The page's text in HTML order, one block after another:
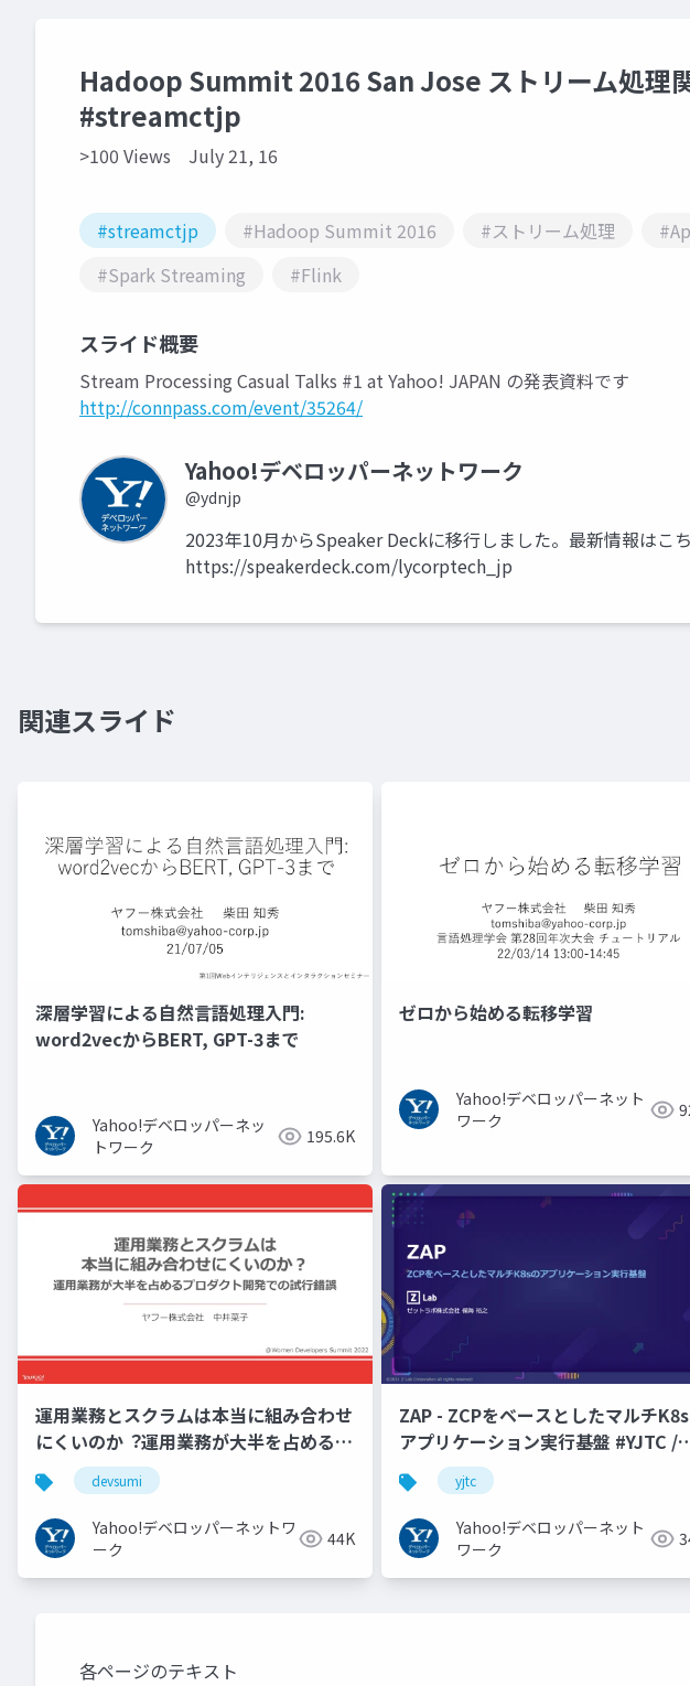
Hadoop Summit 2016 San Jose ストリーム処理
#streamctjp
>100 Views July 21, 16
#streamctjp #Hadoop Summit 2016 #ストリーム処理
#Spark Streaming
#Flink
スライド概要
Stream Processing Casual Talks #1 at Yahoo! JAPAN の発表資料です
http://connpass.com/event/35264/
Yahoo!デベロッパーネットワーク
@ydnjp
2023年10月からSpeaker Deckに移行しました。最新情報はこ
https://speakerdeck.com/lycorptech_jp
関連スライド
深層学習による自然言語処理入門:
word2vecからBERT, GPT-3まで
Yahoo!デベロッパーネッ
トワーク
195.6K
ゼロから始める転移学習
Yahoo!デベロッパーネット
ワーク
運用業務とスクラムは本当に組み合わせ
にくいのか︖運用業務が大半を占めるプ
ロダクト開発での試行錯誤
devsumi
Yahoo!デベロッパーネットワ
ーク
44K
ZAP - ZCPをベースとしたマルチ
アプリケーション実行基盤 #YJTC /
YJTC21 B-3
yjtc
Yahoo!デベロッパーネット
ワーク
各ページのテキスト